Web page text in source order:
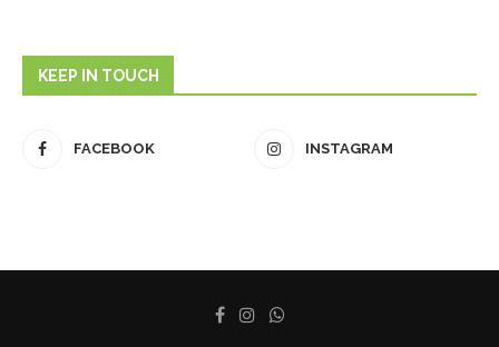
KEEP IN TOUCH
FACEBOOK INSTAGRAM